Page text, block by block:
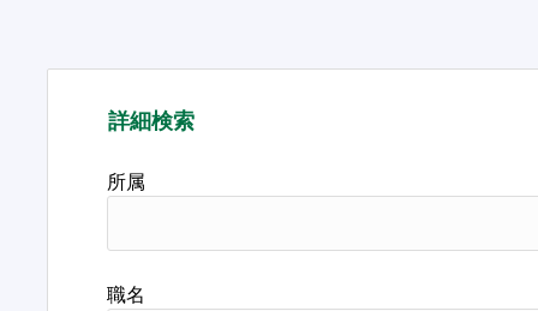
詳細検索
所属
職名